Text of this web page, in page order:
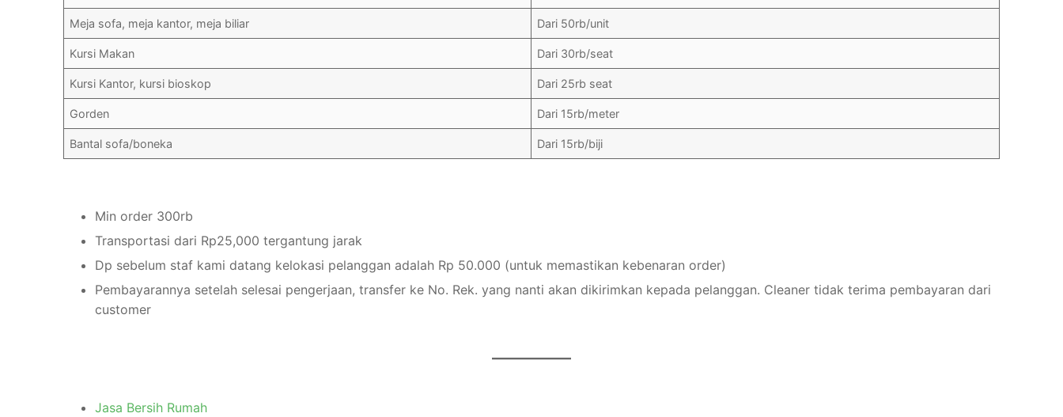
Meja sofa, meja kantor, meja biliar Dari 50rb/unit
Kursi Makan Dari 30rb/seat
Kursi Kantor, kursi bioskop Dari 25rb seat
Gorden Dari 15rb/meter
Bantal sofa/boneka Dari 15rb/biji
Min order 300rb
Transportasi dari Rp25,000 tergantung jarak
Dp sebelum staf kami datang kelokasi pelanggan adalah Rp 50.000 (untuk memastikan kebenaran order)
Pembayarannya setelah selesai pengerjaan, transfer ke No. Rek. yang nanti akan dikirimkan kepada pelanggan. Cleaner tidak terima pembayaran dari
customer
Jasa Bersih Rumah